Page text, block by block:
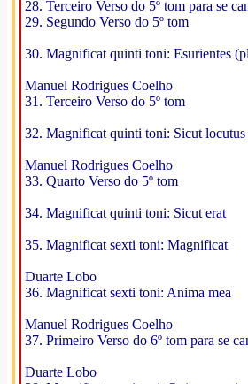
28. Terceiro Verso do 5º tom para se
29. Segundo Verso do 5º tom
30. Magnificat quinti toni: Esurientes
Manuel Rodrigues Coelho
31. Terceiro Verso do 5º tom
32. Magnificat quinti toni: Sicut locutus
Manuel Rodrigues Coelho
33. Quarto Verso do 5º tom
34. Magnificat quinti toni: Sicut erat
35. Magnificat sexti toni: Magnificat
Duarte Lobo
36. Magnificat sexti toni: Anima mea
Manuel Rodrigues Coelho
37. Primeiro Verso do 6º tom para se
Duarte Lobo